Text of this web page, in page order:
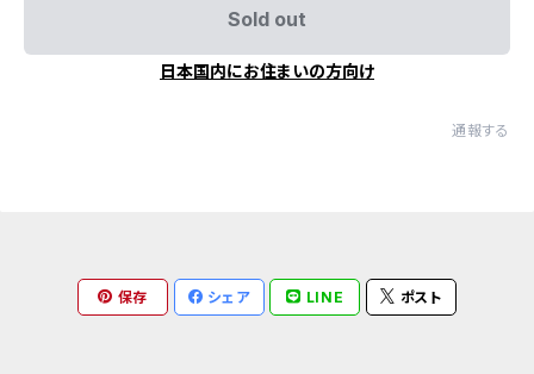
Sold out
日本国内にお住まいの方向け
通報する
保存 シェア LINE ポスト